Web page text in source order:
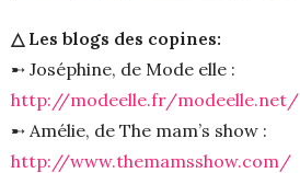
△ Les blogs des copines:
➸ Joséphine, de Mode elle :
http://modeelle.fr/modeelle.net/
➸ Amélie, de The mam’s show :
http://www.themamsshow.com/